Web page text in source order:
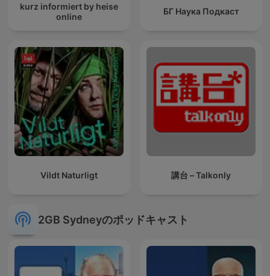
kurz informiert by heise
online
БГ Наука Подкаст
Vildt Naturligt 講台 – Talkonly
2GB Sydneyのポッドキャスト